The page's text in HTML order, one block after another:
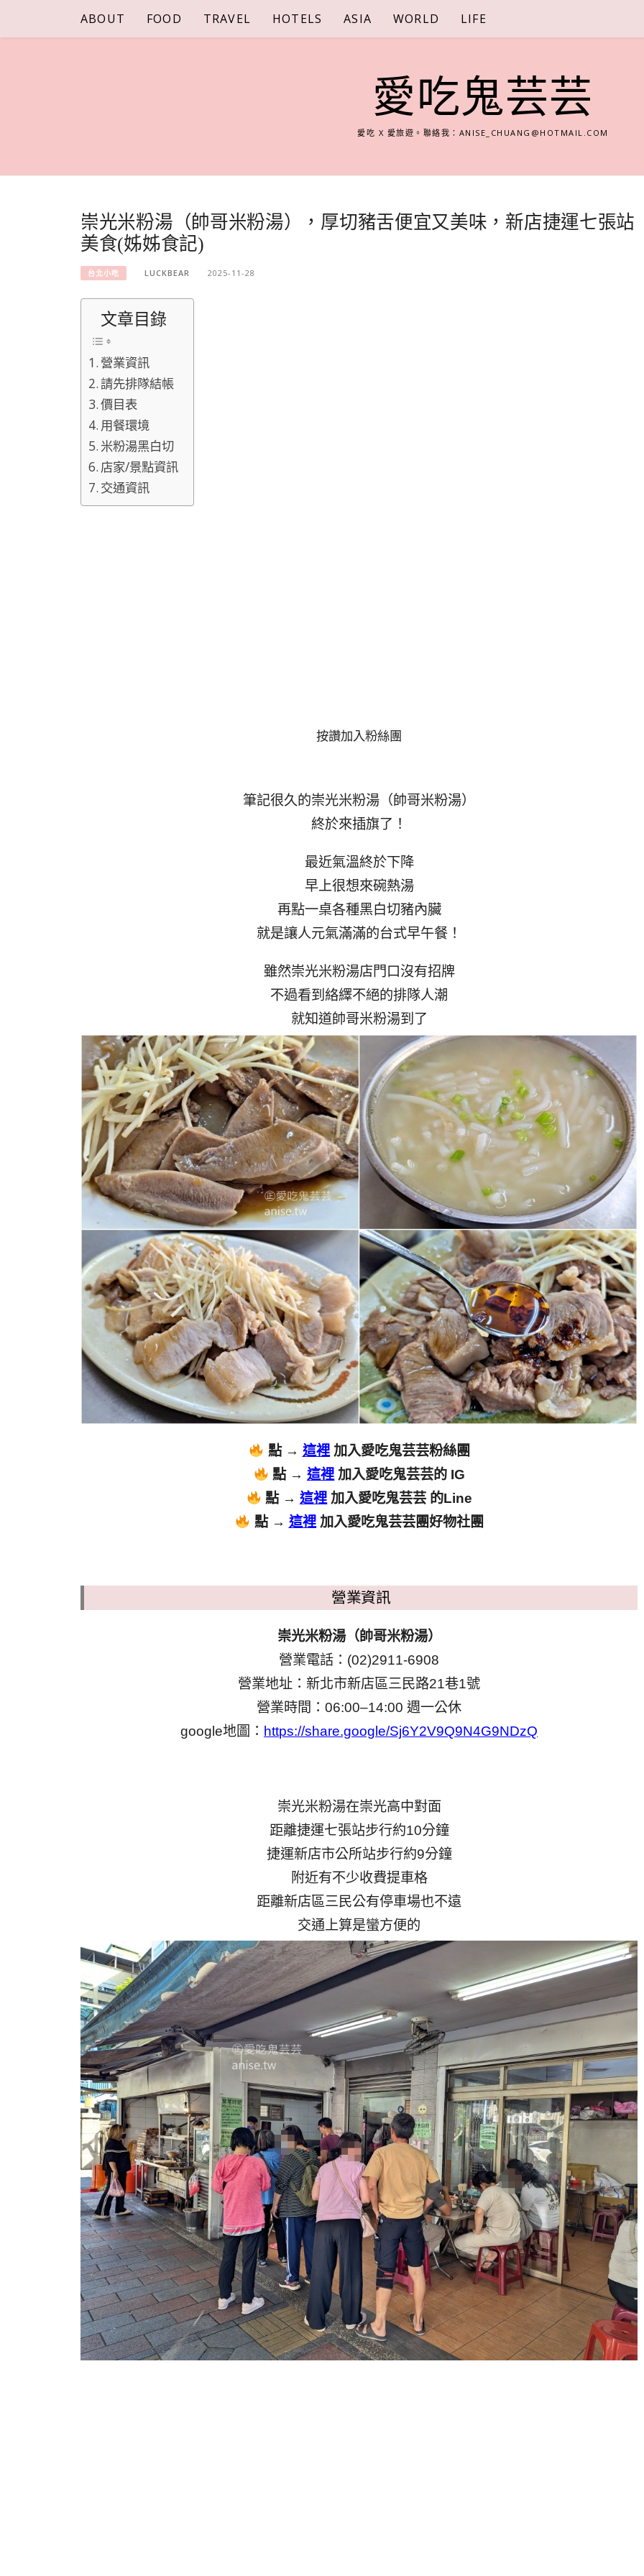
content
ABOUT FOOD TRAVEL HOTELS ASIA WORLD LIFE
愛吃鬼芸芸
愛吃 X 愛旅遊。聯絡我： ANISE_CHUANG@HOTMAIL.COM
崇光米粉湯（帥哥米粉湯），厚切豬舌便宜又美味，新店捷運七張站
美食(姊姊食記)
台北小吃 LUCKBEAR 2025-11-28
文章目錄
營業資訊
請先排隊結帳
價目表
用餐環境
米粉湯黑白切
店家/景點資訊
交通資訊
按讚加入粉絲團
筆記很久的崇光米粉湯（帥哥米粉湯）
終於來插旗了！
最近氣溫終於下降
早上很想來碗熱湯
再點一桌各種黑白切豬內臟
就是讓人元氣滿滿的台式早午餐！
雖然崇光米粉湯店門口沒有招牌
不過看到絡繹不絕的排隊人潮
就知道帥哥米粉湯到了
點 → 這裡 加入愛吃鬼芸芸粉絲團
點 →這裡 加入愛吃鬼芸芸的 IG
點 →這裡 加入愛吃鬼芸芸 的Line
點 → 這裡加入愛吃鬼芸芸團好物社團
營業資訊
崇光米粉湯（帥哥米粉湯）
營業電話：(02)2911-6908
營業地址：新北市新店區三民路21巷1號
營業時間：06:00–14:00 週一公休
google地圖： https://share.google/Sj6Y2V9Q9N4G9NDzQ
崇光米粉湯在崇光高中對面
距離捷運七張站步行約10分鐘
捷運新店市公所站步行約9分鐘
附近有不少收費提車格
距離新店區三民公有停車場也不遠
交通上算是蠻方便的